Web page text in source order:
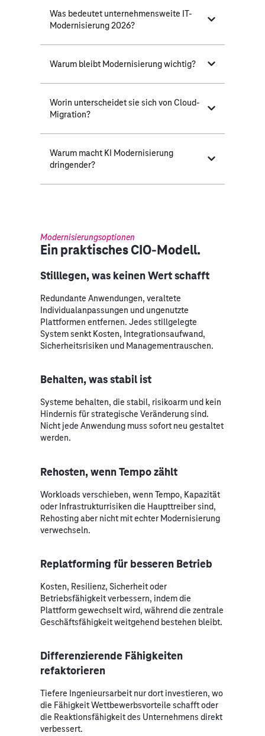
Was bedeutet unternehmensweite IT-
Modernisierung 2026?
Warum bleibt Modernisierung wichtig?
Worin unterscheidet sie sich von Cloud-
Migration?
Warum macht KI Modernisierung
dringender?
Modernisierungsoptionen
Ein praktisches CIO-Modell.
Stilllegen, was keinen Wert schafft
Redundante Anwendungen, veraltete
Individualanpassungen und ungenutzte
Plattformen entfernen. Jedes stillgelegte
System senkt Kosten, Integrationsaufwand,
Sicherheitsrisiken und Managementrauschen.
Behalten, was stabil ist
Systeme behalten, die stabil, risikoarm und kein
Hindernis für strategische Veränderung sind.
Nicht jede Anwendung muss sofort neu gestaltet
werden.
Rehosten, wenn Tempo zählt
Workloads verschieben, wenn Tempo, Kapazität
oder Infrastrukturrisiken die Haupttreiber sind,
Rehosting aber nicht mit echter Modernisierung
verwechseln.
Replatforming für besseren Betrieb
Kosten, Resilienz, Sicherheit oder
Betriebsfähigkeit verbessern, indem die
Plattform gewechselt wird, während die zentrale
Geschäftsfähigkeit weitgehend bestehen bleibt.
Differenzierende Fähigkeiten
refaktorieren
Tiefere Ingenieursarbeit nur dort investieren, wo
die Fähigkeit Wettbewerbsvorteile schafft oder
die Reaktionsfähigkeit des Unternehmens direkt
verbessert.